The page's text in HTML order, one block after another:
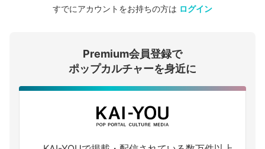
会員登録する
ログインする
すでにアカウントをお持ちの方は ログイン
Premium会員登録で
ポップカルチャーを身近に